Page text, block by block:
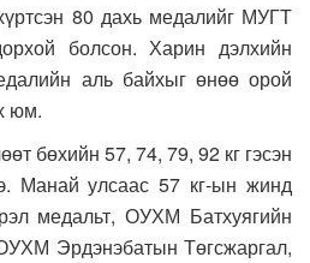
80 дахь медалийг МУГТ
болсон. Харин дэлхийн
аль байхыг өнөө орой
юм.
бөхийн 57, 74, 79, 92 кг гэсэн
Манай улсаас 57 кг-ын жинд
медальт, ОУХМ Батхуягийн
Эрдэнэбатын Төгсжаргал,